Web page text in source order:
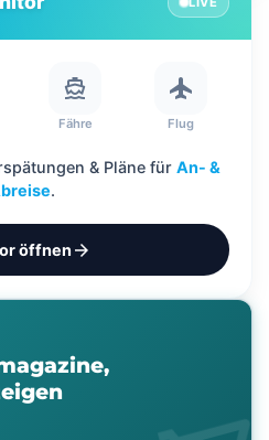
directions_boat
Fähre
flight
Flug
& Pläne für An- &
.
öffnen arrow_forward